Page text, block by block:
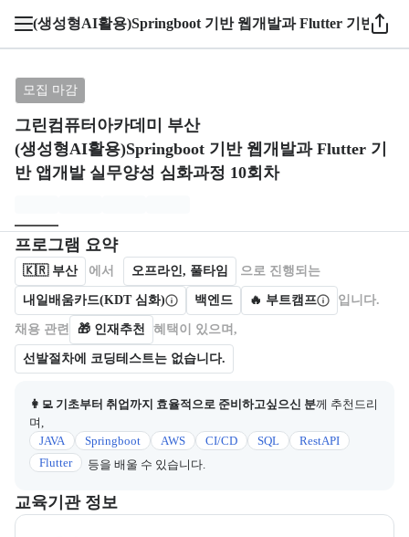
(생성형AI활용)Springboot 기반 웹개발과 Flutter 기반 앱
1 / 4
모집 마감
그린컴퓨터아카데미 부산
(생성형AI활용)Springboot 기반 웹개발과 Flutter 기
반 앱개발 실무양성 심화과정 10회차
브랜드: 그린컴퓨터아카데미 부산, 과정명: (생성형
모집개요
프로그램 요약
캠프를 운영하거나 참여하는 회사 정보를 카드 형태로 제공한다.
🇰🇷 부산 에서 오프라인, 풀타임 으로 진행되는
내일배움카드(KDT 심화) 백엔드 🔥 부트캠프 입니다.
채용 관련 🎁 인재추천 혜택이 있으며,
선발절차에 코딩테스트는 없습니다.
👩‍💻 기초부터 취업까지 효율적으로 준비하고싶으신 분께 추천드리
며,
JAVA
Springboot AWS CI/CD SQL
RestAPI
Flutter
등을 배울 수 있습니다.
이 섹션에서는 부트캠프를 운영하거나 주관하는 회사의 정보를 카드
교육기관 정보